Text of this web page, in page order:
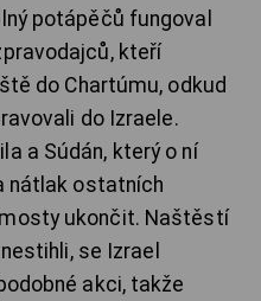
potápěčů fungoval
kteří
do Chartúmu, odkud
do Izraele.
a Súdán, který o ní
nátlak ostatních
ukončit. Naštěstí
se Izrael
akci, takže